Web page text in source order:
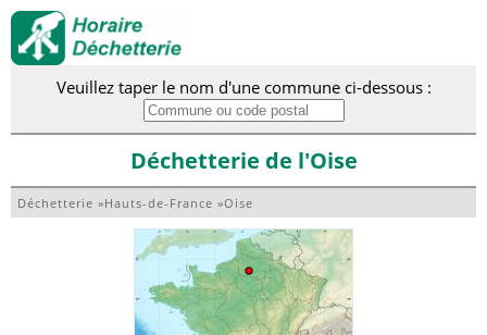
Veuillez taper le nom d'une commune ci-dessous :
Déchetterie de l'Oise
Déchetterie »Hauts-de-France »Oise